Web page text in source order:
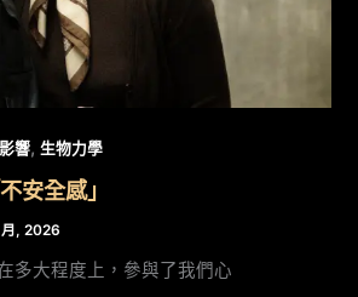
影響,生物力學
安全感」
, 2026
多大程度上，參與了我們心